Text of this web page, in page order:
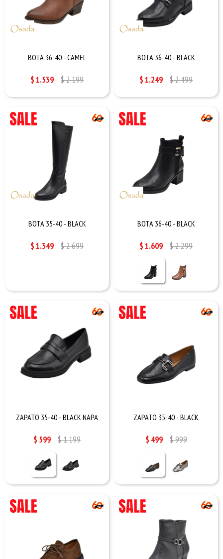
BOTA 36-40 - CAMEL
$1.539 $2.199
BOTA 36-40 - BLACK
$1.249 $2.499
BOTA 35-40 - BLACK
$1.349 $2.699
BOTA 36-40 - BLACK
$1.609 $2.299
ZAPATO 35-40 - BLACK NAPA
$ 599 $1.199
ZAPATO 35-40 - BLACK
$ 499 $999